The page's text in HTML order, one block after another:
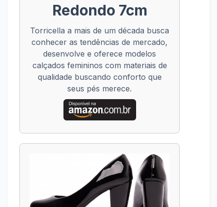
Redondo 7cm
Torricella a mais de um década busca
conhecer as tendências de mercado,
desenvolve e oferece modelos
calçados femininos com materiais de
qualidade buscando conforto que
seus pés merece.